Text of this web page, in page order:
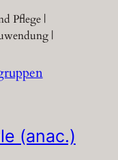
Pflege |
|
(anac.)